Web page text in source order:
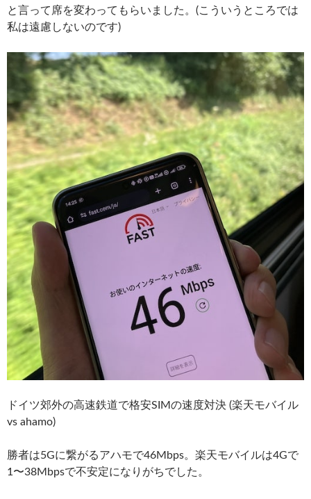
と言って席を変わってもらいました。(こういうところでは
私は遠慮しないのです)
ドイツ郊外の高速鉄道で格安SIMの速度対決 (楽天モバイル
vs ahamo)
勝者は5Gに繋がるアハモで46Mbps。楽天モバイルは4Gで
1〜38Mbpsで不安定になりがちでした。